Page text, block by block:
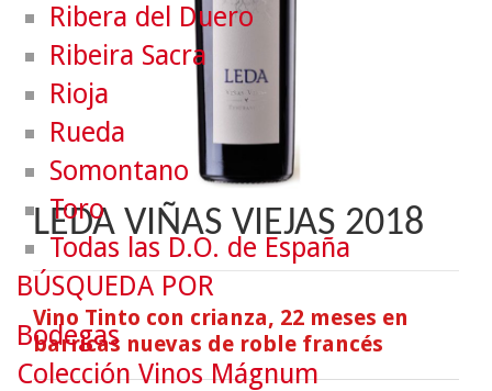
LEDA VIÑAS VIEJAS 2018
Vino Tinto con crianza, 22 meses en
barricas nuevas de roble francés
Ribera del Duero
Ribeira Sacra
Rioja
Rueda
Somontano
Toro
Todas las D.O. de España
BÚSQUEDA POR
Bodegas
Colección Vinos Mágnum